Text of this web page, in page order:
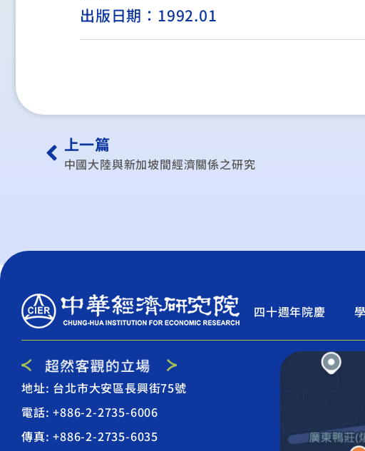
出版日期：1992.01
上一篇
中國大陸與新加坡間經濟關係之研究
四十週年院慶
地址: 台北市大安區長興街75號
電話: +886-2-2735-6006
傳真: +886-2-2735-6035